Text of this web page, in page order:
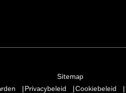
Sitemap
Privacybeleid Cookiebeleid